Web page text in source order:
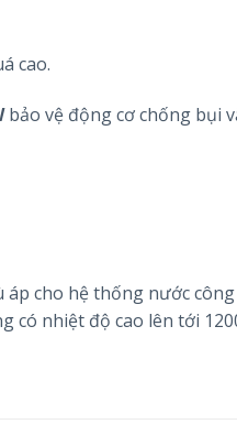
cao.
bảo vệ động cơ chống bụi
áp cho hệ thống nước
có nhiệt độ cao lên tới